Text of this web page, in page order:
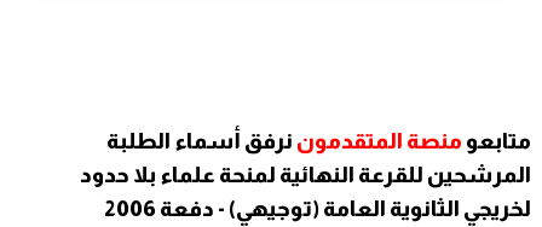
متابعو منصة المتقدمون ​نرفق أسماء الطلبة
المرشحين للقرعة النهائية لمنحة علماء بلا حدود
لخريجي الثانوية العامة (توجيهي) - دفعة 2006